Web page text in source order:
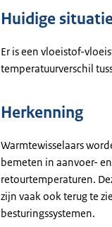
Huidige
Er is een vloeistof-
temperatuurverschil
Herkenning
Warmtewisselaars
bemeten in aanvoer- en
retourtemperaturen.
zijn vaak ook terug te
besturingssystemen.